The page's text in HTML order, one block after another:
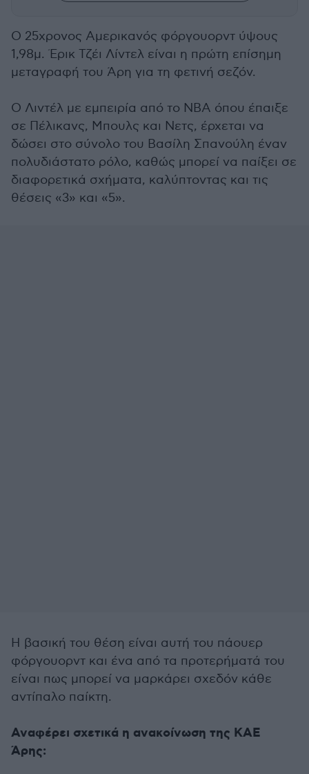
Ο 25χρονος Αμερικανός φόργουορντ ύψoυς
1,98μ. Έρικ Τζέι Λίντελ είναι η πρώτη επίσημη
μεταγραφή του Άρη για τη φετινή σεζόν.
Ο Λιντέλ με εμπειρία από το ΝΒΑ όπου έπαιξε
σε Πέλικανς, Μπουλς και Νετς, έρχεται να
δώσει στο σύνολο του Βασίλη Σπανούλη έναν
πολυδιάστατο ρόλο, καθώς μπορεί να παίξει σε
διαφορετικά σχήματα, καλύπτοντας και τις
θέσεις «3» και «5».
Η βασική του θέση είναι αυτή του πάουερ
φόργουορντ και ένα από τα προτερήματά του
είναι πως μπορεί να μαρκάρει σχεδόν κάθε
αντίπαλο παίκτη.
Αναφέρει σχετικά η ανακοίνωση της ΚΑΕ
Άρης: